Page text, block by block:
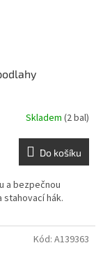
Skladem (2 bal)
Do košíku
a bezpečnou
hák.
Kód: A139363